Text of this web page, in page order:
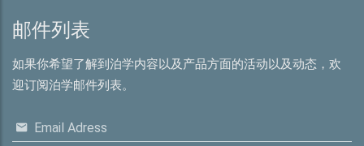
邮件列表
如果你希望了解到泊学内容以及产品方面的活动以及动态，欢
迎订阅泊学邮件列表。
Email Adress